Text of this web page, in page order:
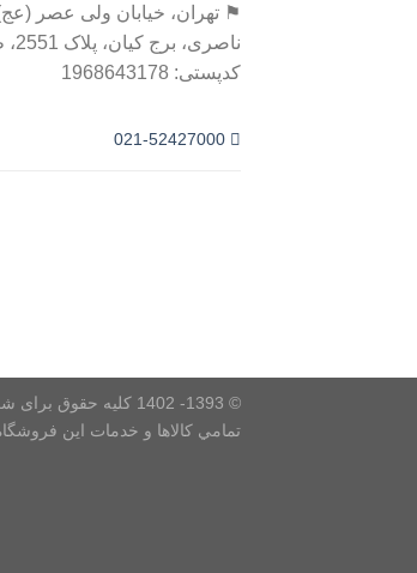
⚑ تهران، خیابان ولی عصر
کدپستی: 1968643178
© 1393- 1402 کلیه حقوق برای شرکت مهندسی نویان بسپار محفوظ است.
تمامي كالاها و خدمات اين